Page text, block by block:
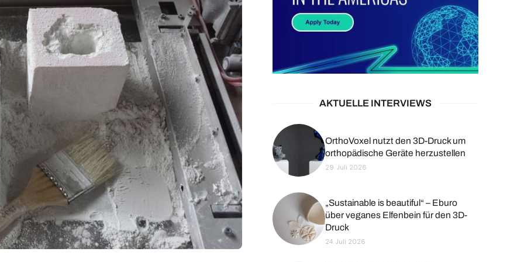
Business
Interviews
Rankings
Videos
AKTUELLE INTERVIEWS
OrthoVoxel nutzt den 3D-Druck um
orthopädische Geräte herzustellen
29. Juli 2026
„Sustainable is beautiful“ – Eburo
über veganes Elfenbein für den 3D-
Druck
24. Juli 2026